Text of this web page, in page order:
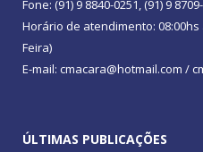
Fone: (91) 9 8840-0251, (91) 9
Horário de atendimento:
Feira)
E-mail: cmacara@hotmail.com /
ÚLTIMAS PUBLICAÇÕES